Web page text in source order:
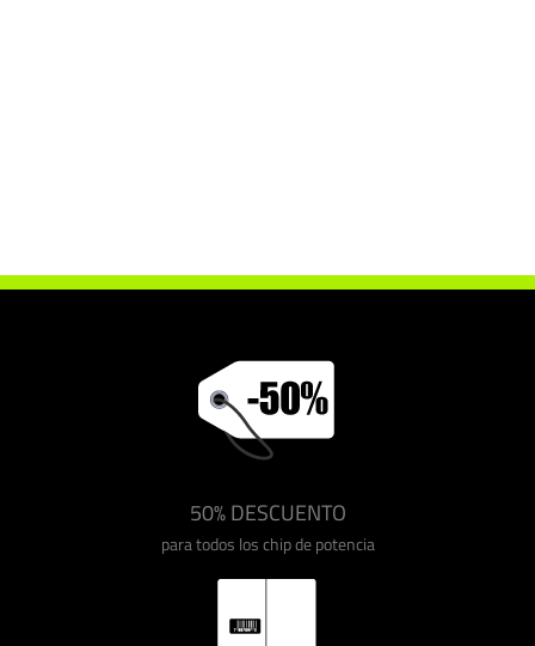
50% DESCUENTO
para todos los chip de potencia